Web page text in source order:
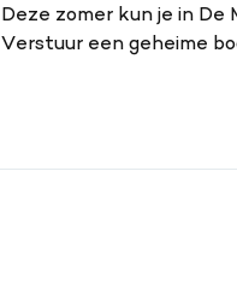
Deze zomer kun je in De
Verstuur een geheime